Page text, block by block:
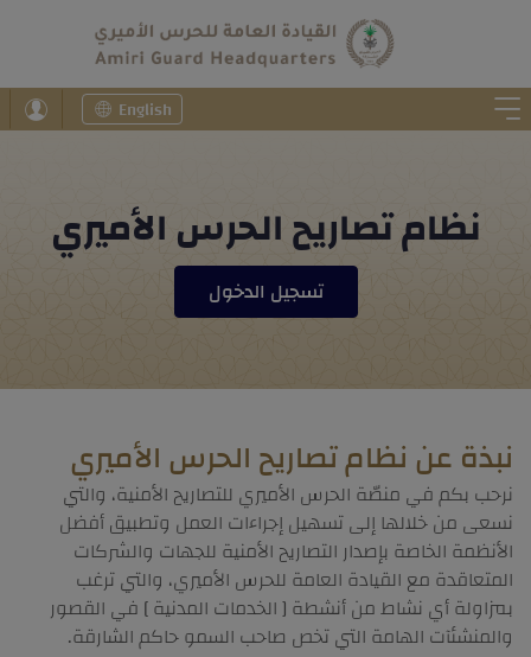
English
نظام تصاريح الحرس الأميري
تسجيل الدخول
نبذة عن نظام تصاريح الحرس الأميري
نرحب بكم في منصّة الحرس الأميري للتصاريح الأمنية، والتي
نسعى من خلالها إلى تسهيل إجراءات العمل وتطبيق أفضل
الأنظمة الخاصة بإصدار التصاريح الأمنية للجهات والشركات
المتعاقدة مع القيادة العامة للحرس الأميري، والتي ترغب
بمزاولة أي نشاط من أنشطة [ الخدمات المدنية ] في القصور
والمنشئآت الهامة التي تخص صاحب السمو حاكم الشارقة.